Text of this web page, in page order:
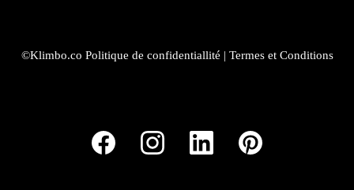
©Klimbo.co Politique de confidentiallité | Termes et Conditions